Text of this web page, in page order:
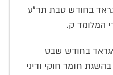
בחודש טבת תר"ע
המלומד ק.
בחודש שבט
חומר חוקי ודיני